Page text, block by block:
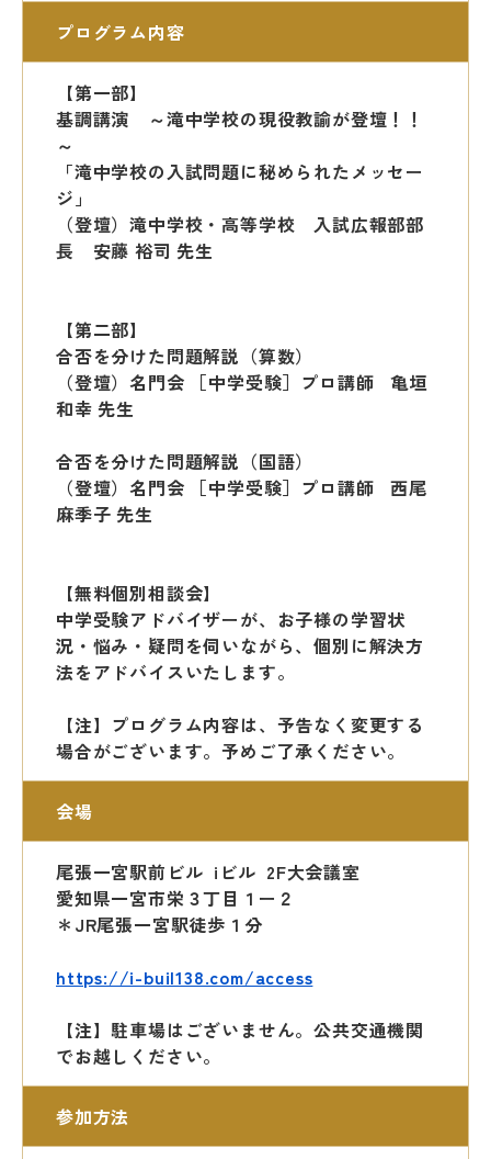
プログラム内容
【第一部】
基調講演 ～滝中学校の現役教諭が登壇！！
～
「滝中学校の入試問題に秘められたメッセー
ジ」
（登壇）滝中学校・高等学校 入試広報部部
長 安藤 裕司 先生
【第二部】
合否を分けた問題解説（算数）
（登壇）名門会 ［中学受験］プロ講師 亀垣
和幸 先生
合否を分けた問題解説（国語）
（登壇）名門会 ［中学受験］プロ講師 西尾
麻季子 先生
【無料個別相談会】
中学受験アドバイザーが、お子様の学習状
況・悩み・疑問を伺いながら、個別に解決方
法をアドバイスいたします。
【注】プログラム内容は、予告なく変更する
場合がございます。予めご了承ください。
会場
尾張一宮駅前ビル iビル 2F大会議室
愛知県一宮市栄３丁目１ー２
＊JR尾張一宮駅徒歩１分
https://i-buil138.com/access
【注】駐車場はございません。公共交通機関
でお越しください。
参加方法